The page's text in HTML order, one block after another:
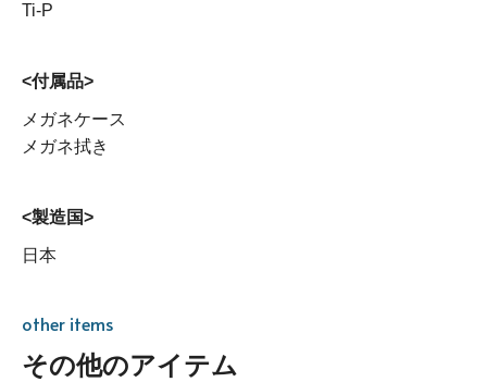
Ti-P
<付属品>
メガネケース
メガネ拭き
<製造国>
日本
other items
その他のアイテム